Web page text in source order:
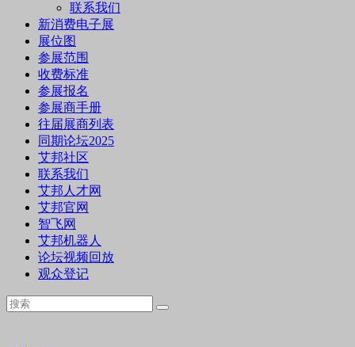
联系我们
新消费电子展
展位图
参展范围
收费标准
参展报名
参展商手册
往届展商列表
同期论坛2025
艾邦社区
联系我们
艾邦人才网
艾邦官网
智飞网
艾邦机器人
论坛视频回放
观众登记